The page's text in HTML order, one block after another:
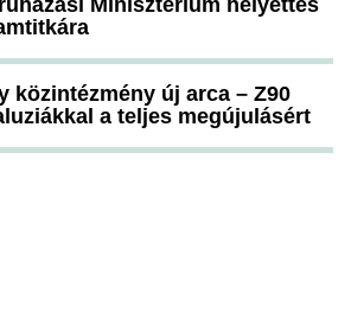
közintézmény új arca – Z90
a teljes megújulásért